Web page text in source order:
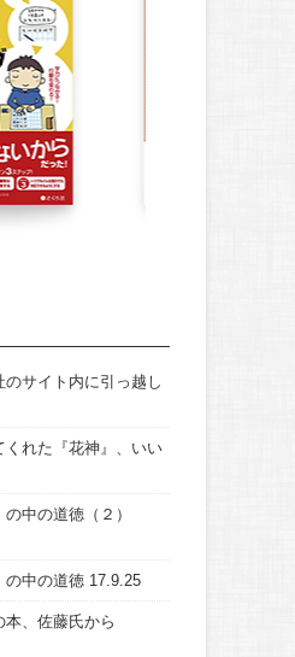
のサイト内に引っ越し
くれた『花神』、いい
の中の道徳（２）
の中の道徳 17.9.25
本、佐藤氏から